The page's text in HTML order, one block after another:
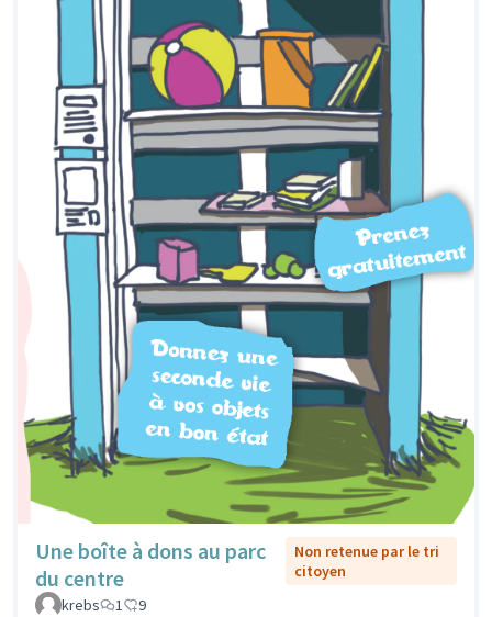
Une boîte à dons au parc
du centre
Non retenue par le tri
citoyen
krebs
1 9